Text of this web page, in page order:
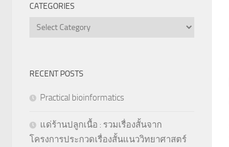
CATEGORIES
Categories
RECENT POSTS
Practical bioinformatics
แด่ร้านปลูกเนื้อ : รวมเรื่องสั้นจาก
โครงการประกวดเรื่องสั้นแนววิทยาศาสตร์